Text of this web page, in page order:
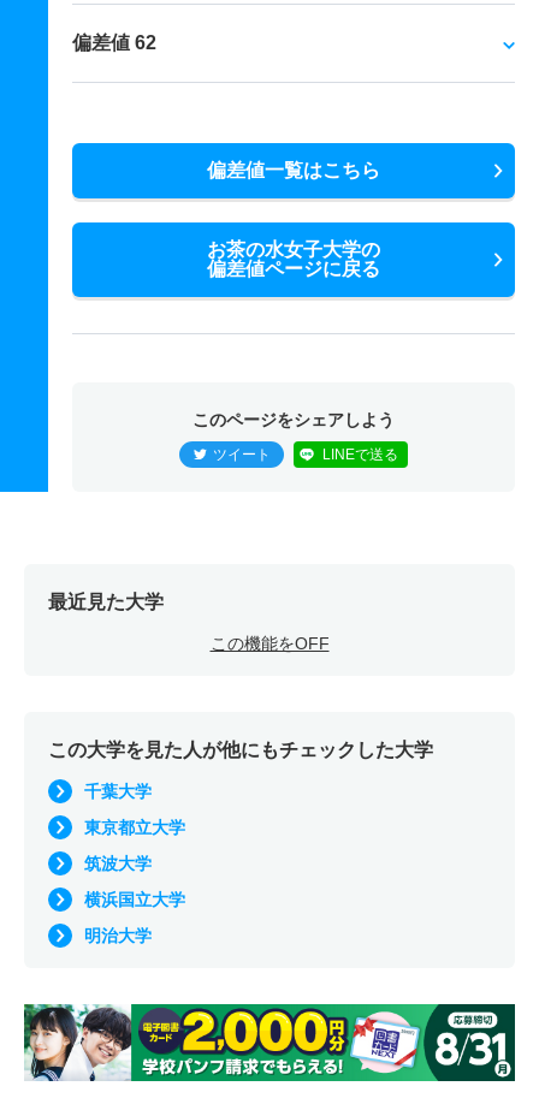
偏差値 62
偏差値一覧はこちら
お茶の水女子大学の
偏差値ページに戻る
このページをシェアしよう
ツイート LINEで送る
最近見た大学
この機能をOFF
この大学を見た人が他にもチェックした大学
千葉大学
東京都立大学
筑波大学
横浜国立大学
明治大学